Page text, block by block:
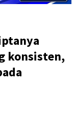
konsisten,